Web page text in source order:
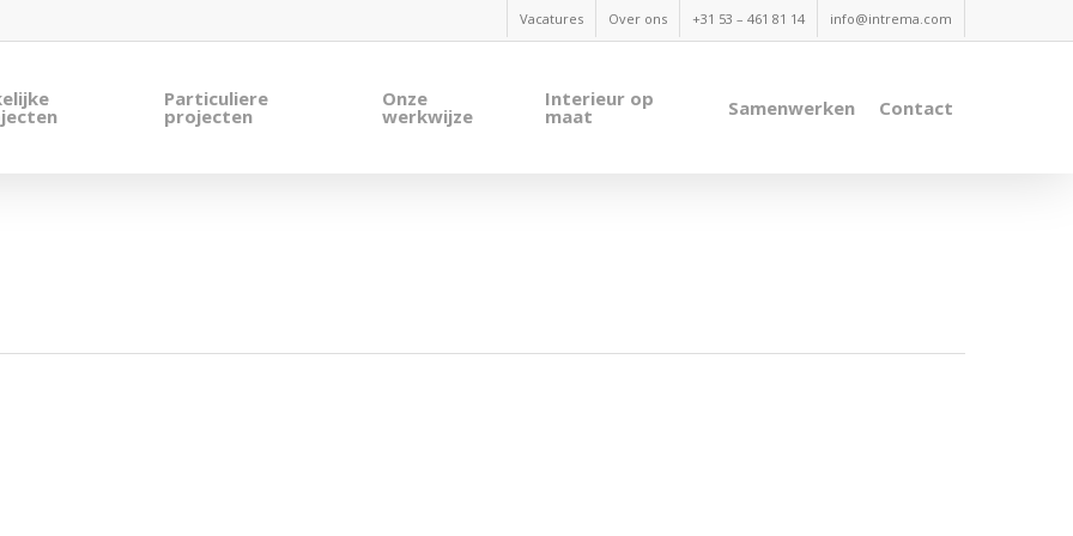
Vacatures Over ons +31 53 – 461 81 14 info@intrema.com
Particuliere
projecten
Onze
werkwijze
Interieur op
maat Samenwerken Contact